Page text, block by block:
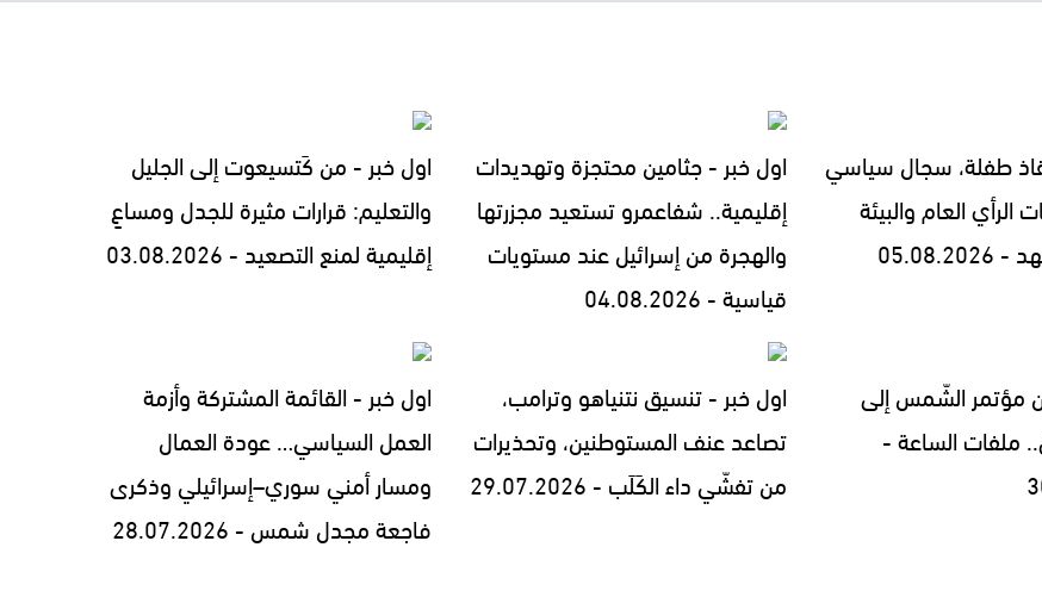
طفلة، سجال سياسي
الرأي العام والبيئة
اول خبر - جثامين محتجزة وتهديدات
إقليمية.. شفاعمرو تستعيد مجزرتها
والهجرة من إسرائيل عند مستويات
قياسية - 04.08.2026
اول خبر - من كَتسيعوت إلى الجليل
والتعليم: قرارات مثيرة للجدل ومساعٍ
إقليمية لمنع التصعيد - 03.08.2026
مؤتمر الشّمس إلى
ملفات الساعة -
اول خبر - تنسيق نتنياهو وترامب،
تصاعد عنف المستوطنين، وتحذيرات
من تفشّي داء الكَلَب - 29.07.2026
اول خبر - القائمة المشتركة وأزمة
العمل السياسي… عودة العمال
ومسار أمني سوري–إسرائيلي وذكرى
فاجعة مجدل شمس - 28.07.2026